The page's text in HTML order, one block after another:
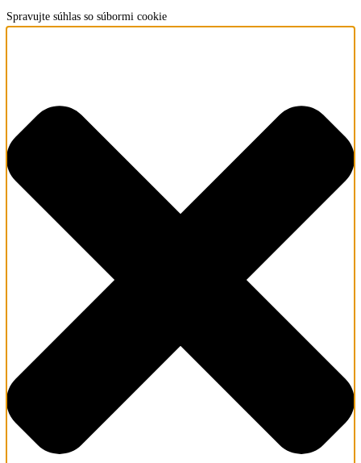
Spravujte súhlas so súbormi cookie